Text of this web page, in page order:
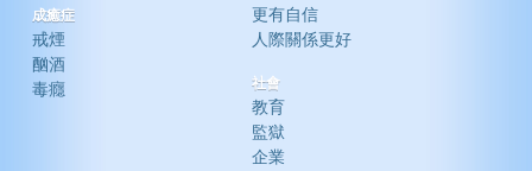
成癒症
戒煙
酗酒
毒癮
更有自信
人際關係更好
社會
教育
監獄
企業